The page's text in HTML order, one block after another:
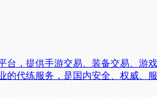
台，提供手游交易、装备交易、
的代练服务，是国内安全、权威、